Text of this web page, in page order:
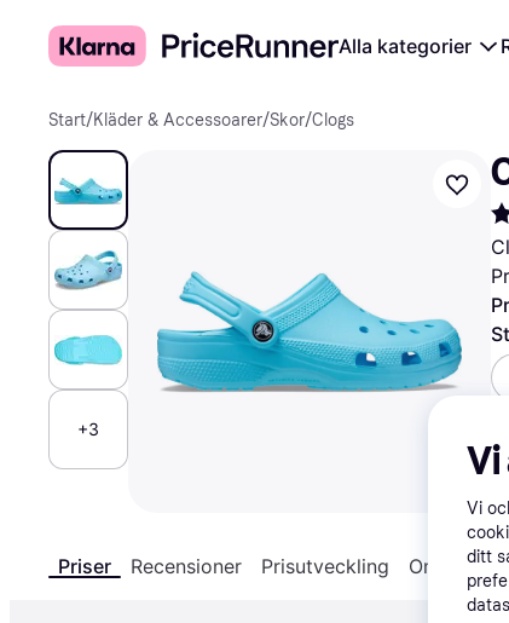
Alla kategorier
Start/Kläder & Accessoarer/Skor/Clogs
+3
Priser Recensioner Prisutveckling Om
Vi
Vi
ditt